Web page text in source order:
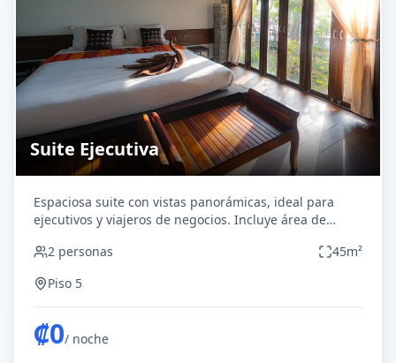
Suite Ejecutiva
Espaciosa suite con vistas panorámicas, ideal para
ejecutivos y viajeros de negocios. Incluye área de
2 personas 45m²
Piso 5
₡0/ noche